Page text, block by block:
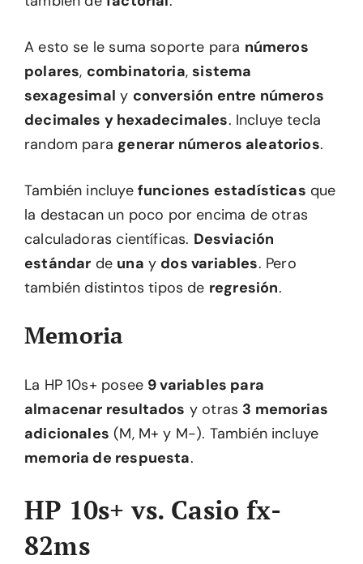
A esto se le suma soporte para números
polares, combinatoria,sistema
sexagesimal y conversión entre números
decimales y hexadecimales. Incluye tecla
random para generar números aleatorios.
También incluye funciones estadísticas que
la destacan un poco por encima de otras
calculadoras científicas. Desviación
estándar de una y dos variables. Pero
también distintos tipos de regresión.
Memoria
La HP 10s+ posee 9 variables para
almacenar resultados y otras 3 memorias
adicionales (M, M+ y M-). También incluye
memoria de respuesta.
HP 10s+ vs. Casio fx-
82ms